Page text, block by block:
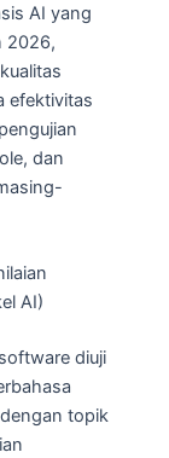
AI yang
2026,
efektivitas
dan
AI)
diuji
topik